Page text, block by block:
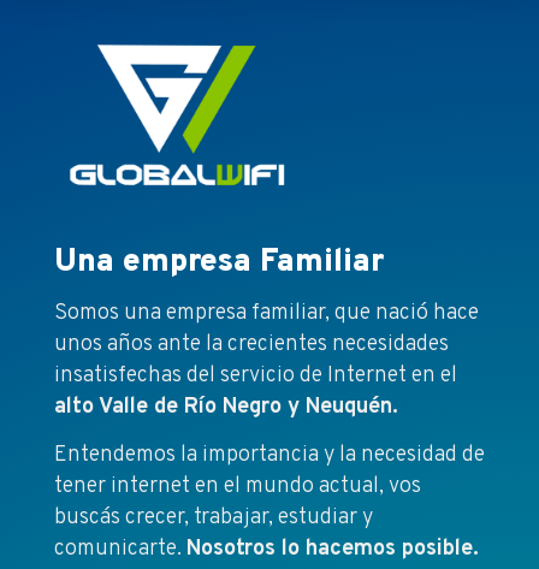
Una empresa Familiar
Somos una empresa familiar, que nació hace
unos años ante la crecientes necesidades
insatisfechas del servicio de Internet en el
alto Valle de Río Negro y Neuquén.
Entendemos la importancia y la necesidad de
tener internet en el mundo actual, vos
buscás crecer, trabajar, estudiar y
comunicarte. Nosotros lo hacemos posible.